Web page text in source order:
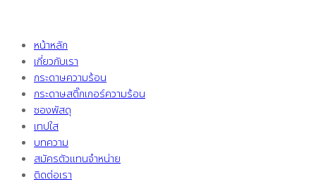
หน้าหลัก
เกี่ยวกับเรา
กระดาษความร้อน
กระดาษสติ๊กเกอร์ความร้อน
ซองพัสดุ
เทปใส
บทความ
สมัครตัวแทนจำหน่าย
ติดต่อเรา